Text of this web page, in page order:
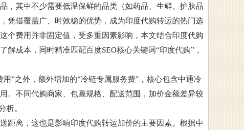
，其中不少需要低温保鲜的品类（如药品、生鲜、护肤品
凭借覆盖广、时效稳的优势，成为印度代购转运的热门选
个费用并非固定值，受多重因素影响，本文结合印度代购
成本，同时精准匹配百度SEO核心关键词“印度代购”，
”之外，额外增加的“冷链专属服务费”，核心包含中通冷
。不同代购商家、包裹规格、配送范围，加价金额差异较
析。
距离，这也是影响印度代购转运加价的主要因素。根据中